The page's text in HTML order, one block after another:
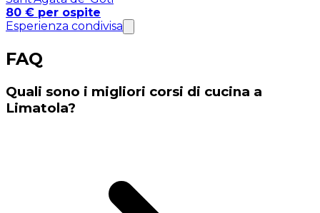
80 € per ospite
Esperienza condivisa
FAQ
Quali sono i migliori corsi di cucina a
Limatola?